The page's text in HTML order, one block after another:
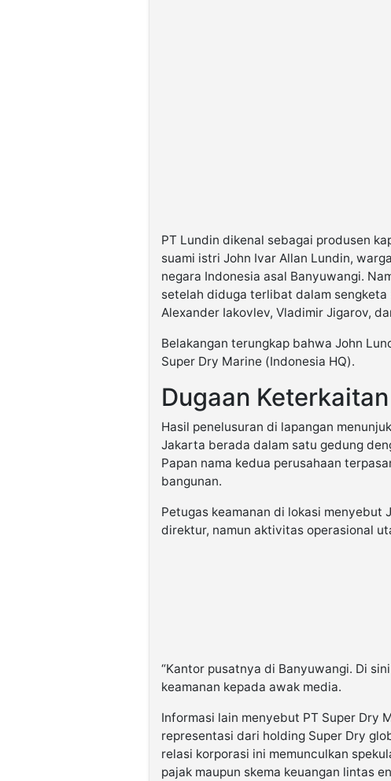
PT Lundin dikenal sebagai produsen
suami istri John Ivar Allan Lundin,
negara Indonesia asal Banyuwangi.
setelah diduga terlibat dalam
Alexander Iakovlev, Vladimir Jigarov,
Belakangan terungkap bahwa John
Super Dry Marine (Indonesia HQ).
Dugaan
Hasil penelusuran di lapangan
Jakarta berada dalam satu gedung
Papan nama kedua perusahaan
bangunan.
Petugas keamanan di lokasi menyebut
direktur, namun aktivitas operasional
“Kantor pusatnya di Banyuwangi. Di
keamanan kepada awak media.
Informasi lain menyebut PT Super Dry
representasi dari holding Super Dry
relasi korporasi ini memunculkan
pajak maupun skema keuangan lintas